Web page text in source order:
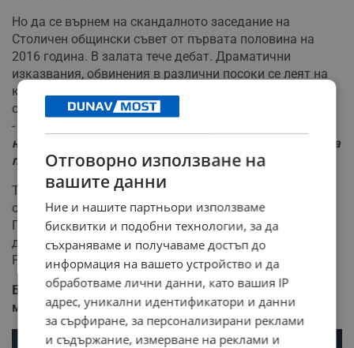
Но да се върнем на скандалното заседание на
Столичен общински съвет от първата половина на
2016 година. В залата тече дебат. Драматични
изказвания, обвинения в различни посоки се леят на
килограм. И тогава думата взема общинският
съветник, който казва следното (цитирам по памет)
-
нередовните пътници. Смятам, че е редно армията да
помага!".
Това предложение толкова силно стресна Столичен
общински съвет, че малко след това, с гласовете на
ГЕРБ, СДС, и част от ДБГ предложението се приема и
дава начало на разпада на групата на
Реформаторския блок в СОС.
Балчик - флагман и пионер в битката срещу 5G
мрежата у нас
Отговорно използване на
вашите данни
Ние и нашите партньори използваме
бисквитки и подобни технологии, за да
съхраняваме и получаваме достъп до
информация на вашето устройство и да
обработваме лични данни, като вашия IP
адрес, уникални идентификатори и данни
за сърфиране, за персонализирани реклами
и съдържание, измерване на реклами и